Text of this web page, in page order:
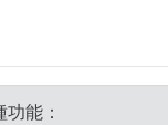
能：